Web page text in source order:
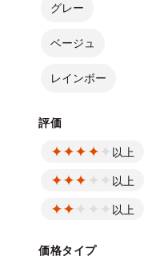
グレー
ベージュ
レインボー
評価
以上
以上
以上
価格タイプ